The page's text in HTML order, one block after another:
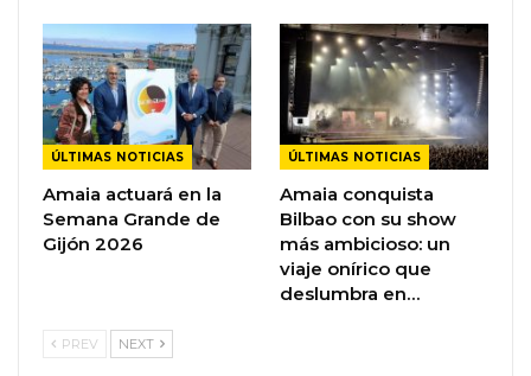
ÚLTIMAS NOTICIAS
Amaia actuará en la
Semana Grande de
Gijón 2026
ÚLTIMAS NOTICIAS
Amaia conquista
Bilbao con su show
más ambicioso: un
viaje onírico que
deslumbra en…
PREV NEXT